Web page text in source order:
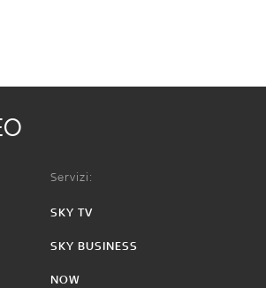
Servizi:
SKY TV
SKY BUSINESS
NOW